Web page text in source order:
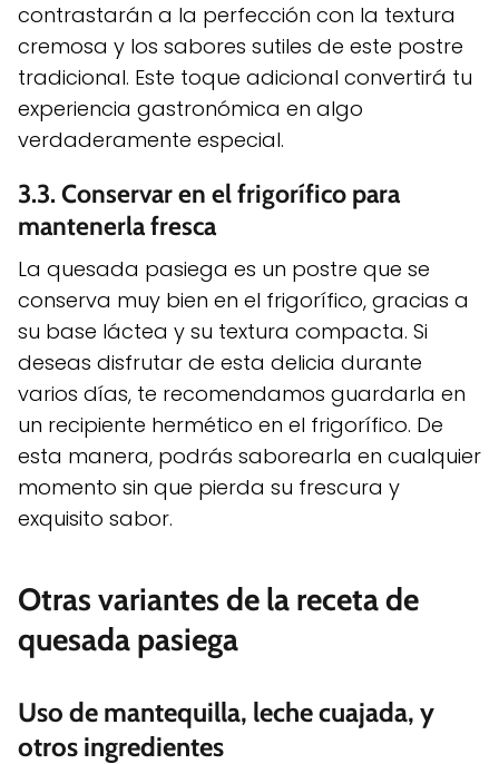
contrastarán a la perfección con la textura
cremosa y los sabores sutiles de este postre
tradicional. Este toque adicional convertirá tu
experiencia gastronómica en algo
verdaderamente especial.
3.3. Conservar en el frigorífico para
mantenerla fresca
La quesada pasiega es un postre que se
conserva muy bien en el frigorífico, gracias a
su base láctea y su textura compacta. Si
deseas disfrutar de esta delicia durante
varios días, te recomendamos guardarla en
un recipiente hermético en el frigorífico. De
esta manera, podrás saborearla en cualquier
momento sin que pierda su frescura y
exquisito sabor.
Otras variantes de la receta de
quesada pasiega
Uso de mantequilla, leche cuajada, y
otros ingredientes